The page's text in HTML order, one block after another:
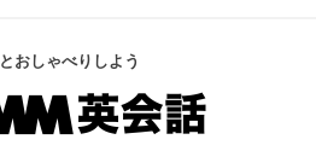
おしゃべりしよう